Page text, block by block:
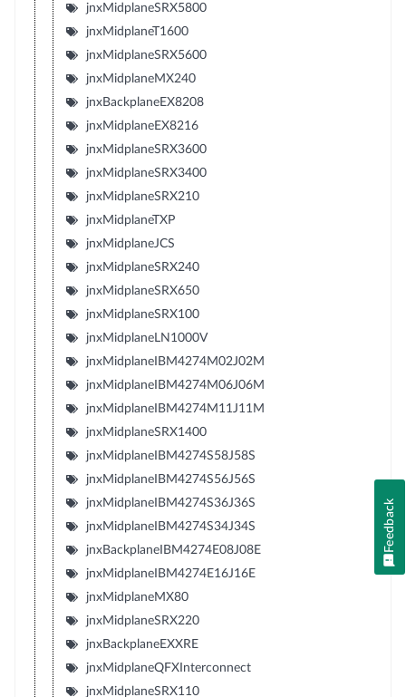
jnxMidplaneSRX5800
jnxMidplaneT1600
jnxMidplaneSRX5600
jnxMidplaneMX240
jnxBackplaneEX8208
jnxMidplaneEX8216
jnxMidplaneSRX3600
jnxMidplaneSRX3400
jnxMidplaneSRX210
jnxMidplaneTXP
jnxMidplaneJCS
jnxMidplaneSRX240
jnxMidplaneSRX650
jnxMidplaneSRX100
jnxMidplaneLN1000V
jnxMidplaneIBM4274M02J02M
jnxMidplaneIBM4274M06J06M
jnxMidplaneIBM4274M11J11M
jnxMidplaneSRX1400
jnxMidplaneIBM4274S58J58S
jnxMidplaneIBM4274S56J56S
jnxMidplaneIBM4274S36J36S
jnxMidplaneIBM4274S34J34S
jnxBackplaneIBM4274E08J08E
jnxMidplaneIBM4274E16J16E
jnxMidplaneMX80
jnxMidplaneSRX220
jnxBackplaneEXXRE
jnxMidplaneQFXInterconnect
jnxMidplaneSRX110
Feedback